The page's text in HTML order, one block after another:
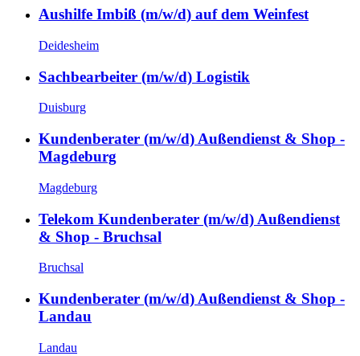
Aushilfe Imbiß (m/w/d) auf dem Weinfest
Deidesheim
Sachbearbeiter (m/w/d) Logistik
Duisburg
Kundenberater (m/w/d) Außendienst & Shop -
Magdeburg
Magdeburg
Telekom Kundenberater (m/w/d) Außendienst
& Shop - Bruchsal
Bruchsal
Kundenberater (m/w/d) Außendienst & Shop -
Landau
Landau